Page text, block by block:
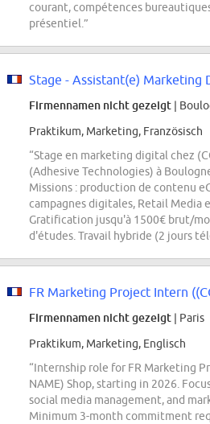
courant, compétences
présentiel.”
Firmennamen nicht gezeigt |
Praktikum, Marketing, Französisch
“Stage en marketing digital chez
(Adhesive Technologies) à
Missions : production de contenu
campagnes digitales, Retail Media
Gratification jusqu'à 1500€ brut/
d'études. Travail hybride (2 jours
Firmennamen nicht gezeigt | Paris
Praktikum, Marketing, Englisch
“Internship role for FR Marketing
NAME) Shop, starting in 2026.
social media management, and
Minimum 3-month commitment